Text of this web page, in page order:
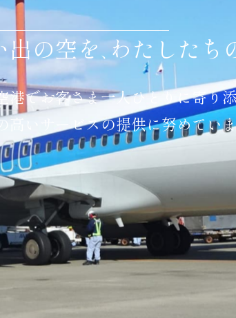
出の空を、わたしたち
港でお客さま一人ひとりに寄り
高いサービスの提供に努めてい